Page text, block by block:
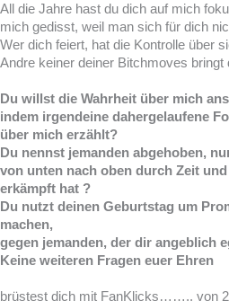
All die Jahre hast du dich auf mich
mich gedisst, weil man sich für dich
Wer dich feiert, hat die Kontrolle über
Andre keiner deiner Bitchmoves bringt
Du willst die Wahrheit über mich
indem irgendeine dahergelaufene
über mich erzählt?
Du nennst jemanden abgehoben,
von unten nach oben durch Zeit
erkämpft hat ?
Du nutzt deinen Geburtstag um
machen,
gegen jemanden, der dir angeblich
Keine weiteren Fragen euer Ehren
brüstest dich mit FanKlicks…….. von